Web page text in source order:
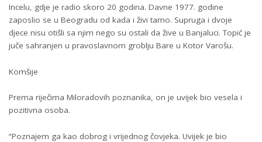
Incelu, gdje je radio skoro 20 godina. Davne 1977. godine
zaposlio se u Beogradu od kada i živi tamo. Supruga i dvoje
djece nisu otišli sa njim nego su ostali da žive u Banjaluci. Topić je
juče sahranjen u pravoslavnom groblju Bare u Kotor Varošu.
Komšije
Prema riječima Miloradovih poznanika, on je uvijek bio vesela i
pozitivna osoba.
“Poznajem ga kao dobrog i vrijednog čovjeka. Uvijek je bio